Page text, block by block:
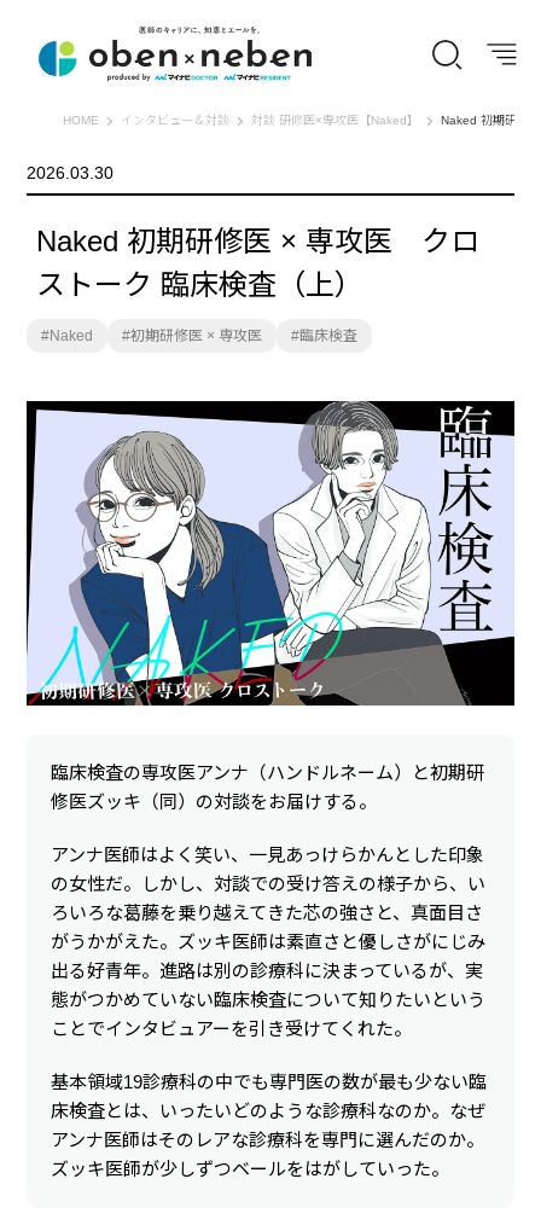
HOME オーベン×ネーベン
インタビュー＆対談 対談 研修医×専攻医【Naked】 Naked 初期研修
2026.03.30
Naked 初期研修医 × 専攻医 クロ
ストーク 臨床検査（上）
Naked 初期研修医 × 専攻医 臨床検査
臨床検査の専攻医アンナ（ハンドルネーム）と初期研
修医ズッキ（同）の対談をお届けする。
アンナ医師はよく笑い、一見あっけらかんとした印象
の女性だ。しかし、対談での受け答えの様子から、い
ろいろな葛藤を乗り越えてきた芯の強さと、真面目さ
がうかがえた。ズッキ医師は素直さと優しさがにじみ
出る好青年。進路は別の診療科に決まっているが、実
態がつかめていない臨床検査について知りたいという
ことでインタビュアーを引き受けてくれた。
基本領域19診療科の中でも専門医の数が最も少ない臨
床検査とは、いったいどのような診療科なのか。なぜ
アンナ医師はそのレアな診療科を専門に選んだのか。
ズッキ医師が少しずつベールをはがしていった。